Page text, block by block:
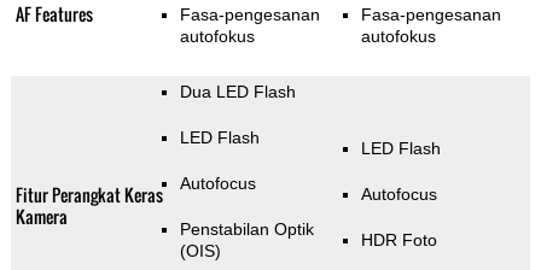
AF Features
Fasa-pengesanan
autofokus
Fasa-pengesanan
autofokus
Fitur Perangkat Keras
Kamera
Dua LED Flash
LED Flash
Autofocus
Penstabilan Optik
(OIS)
LED Flash
Autofocus
HDR Foto